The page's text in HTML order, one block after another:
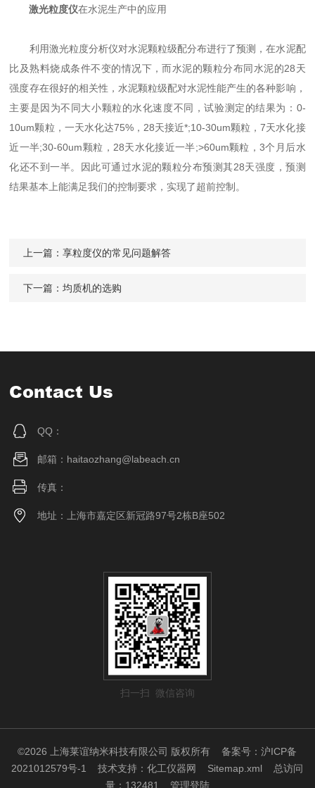
激光粒度仪在水泥生产中的应用
利用激光粒度分析仪对水泥颗粒级配分布进行了预测，在水泥配
比及熟料烧成条件不变的情况下，而水泥的颗粒分布同水泥的28天
强度存在很好的相关性，水泥颗粒级配对水泥性能产生的各种影响，
主要是因为不同大小颗粒的水化速度不同，试验测定的结果为：0-
10um颗粒，一天水化达75%，28天接近*;10-30um颗粒，7天水化接
近一半;30-60um颗粒，28天水化接近一半;>60um颗粒，3个月后水
化还不到一半。因此可通过水泥的颗粒分布预测其28天强度，预测
结果基本上能满足我们的控制要求，实现了超前控制。
上一篇：享粒度仪的常见问题解答
下一篇：均质机的选购
Contact Us
QQ：
邮箱：haitaozhang@labeach.cn
传真：
地址：上海市嘉定区新冠路97号2栋B座502
扫一扫 微信咨询
©2026 上海莱谊纳米科技有限公司 版权所有备案号：沪ICP备
2021012579号-1
技术支持：化工仪器网 Sitemap.xml 总访问
量：132481 管理登陆